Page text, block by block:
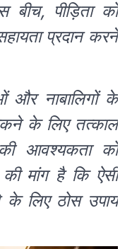
पीड़िता को
प्रदान करने
और नाबालिगों के
के लिए तत्काल
आवश्यकता को
की मांग है कि ऐसी
के लिए ठोस उपाय